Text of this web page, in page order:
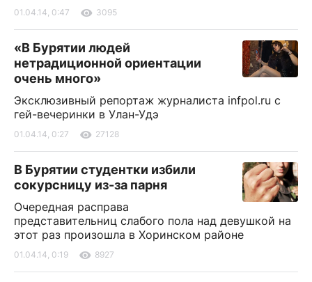
01.04.14, 0:47 3095
«В Бурятии людей
нетрадиционной ориентации
очень много»
Эксклюзивный репортаж журналиста infpol.ru с
гей-вечеринки в Улан-Удэ
01.04.14, 0:27 27128
В Бурятии студентки избили
сокурсницу из-за парня
Очередная расправа
представительниц слабого пола над девушкой на
этот раз произошла в Хоринском районе
01.04.14, 0:19 8927